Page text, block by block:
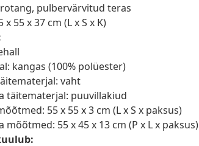
pulbervärvitud teras
55 x 37 cm (L x S x K)
kangas (100% polüester)
vaht
täitematerjal: puuvillakiud
55 x 55 x 3 cm (L x S x paksus)
mõõtmed: 55 x 45 x 13 cm (P x L x paksus)